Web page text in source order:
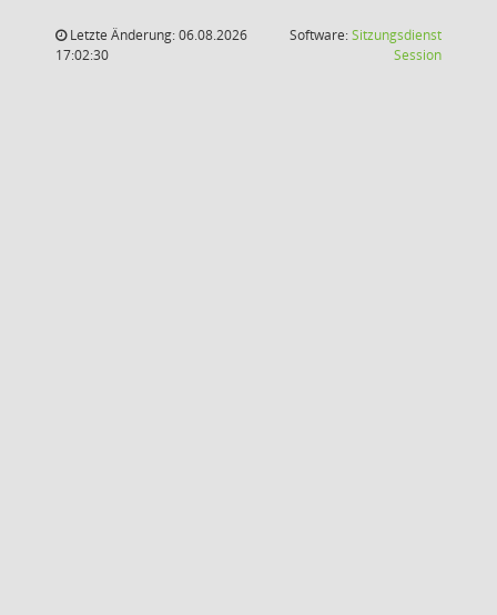
Letzte Änderung: 06.08.2026
17:02:30
Software:Sitzungsdienst
Session(Wird in